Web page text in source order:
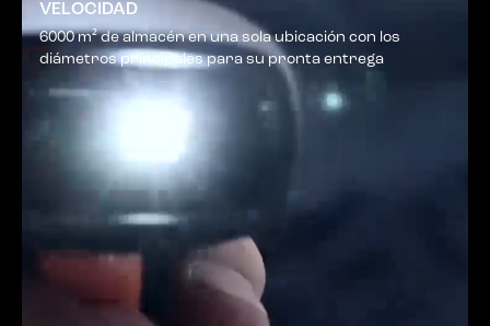
VELOCIDAD
6000 m² de almacén en una sola ubicación con los
diámetros principales para su pronta entrega